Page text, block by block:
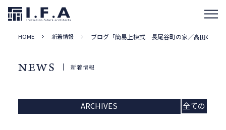
HOME 新着情報 ブログ「簡易上棟式 長尾谷町の家／高田の家」
NEWS 新着情報
ARCHIVES
全ての